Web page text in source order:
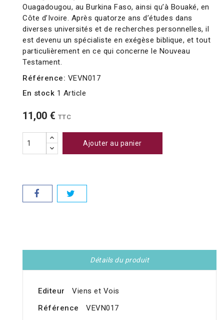
Ouagadougou, au Burkina Faso, ainsi qu’à Bouaké, en
Côte d’Ivoire. Après quatorze ans d’études dans
diverses universités et de recherches personnelles, il
est devenu un spécialiste en exégèse biblique, et tout
particulièrement en ce qui concerne le Nouveau
Testament.
Référence: VEVN017
En stock 1 Article
11,00 € TTC
Ajouter au panier
Détails du produit
Editeur
Viens et Vois
Référence
VEVN017